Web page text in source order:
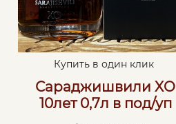
Купить в один клик
Сараджишвили XO
10лет 0,7л в под/уп